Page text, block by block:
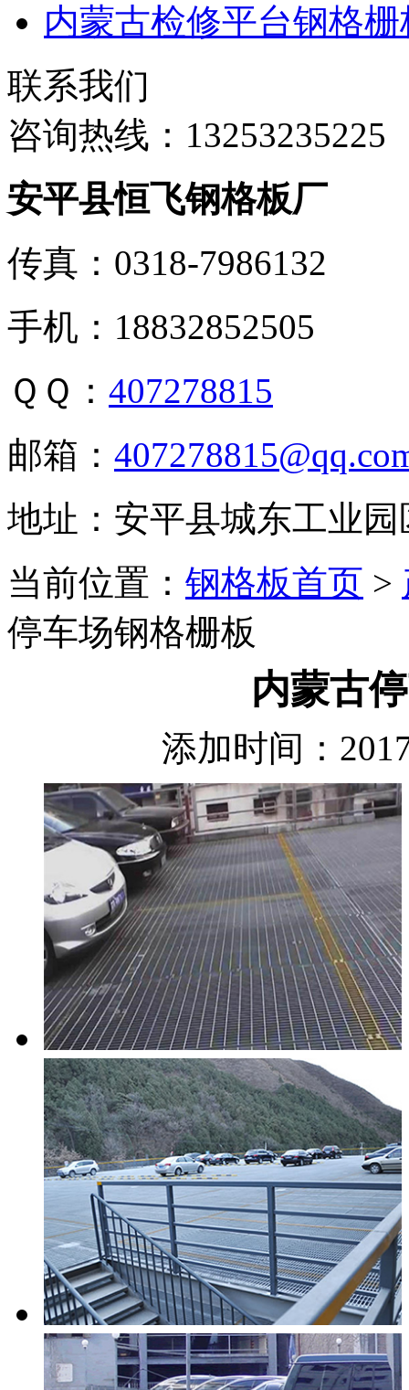
内蒙古检修平台钢格栅
联系我们
咨询热线： 13253235225
安平县恒飞钢格板厂
传真：0318-7986132
手机：18832852505
ＱＱ： 407278815
邮箱：
地址：安平县城东工业园
当前位置： 钢格板首页 >
停车场钢格栅板
内蒙古
添加时间：